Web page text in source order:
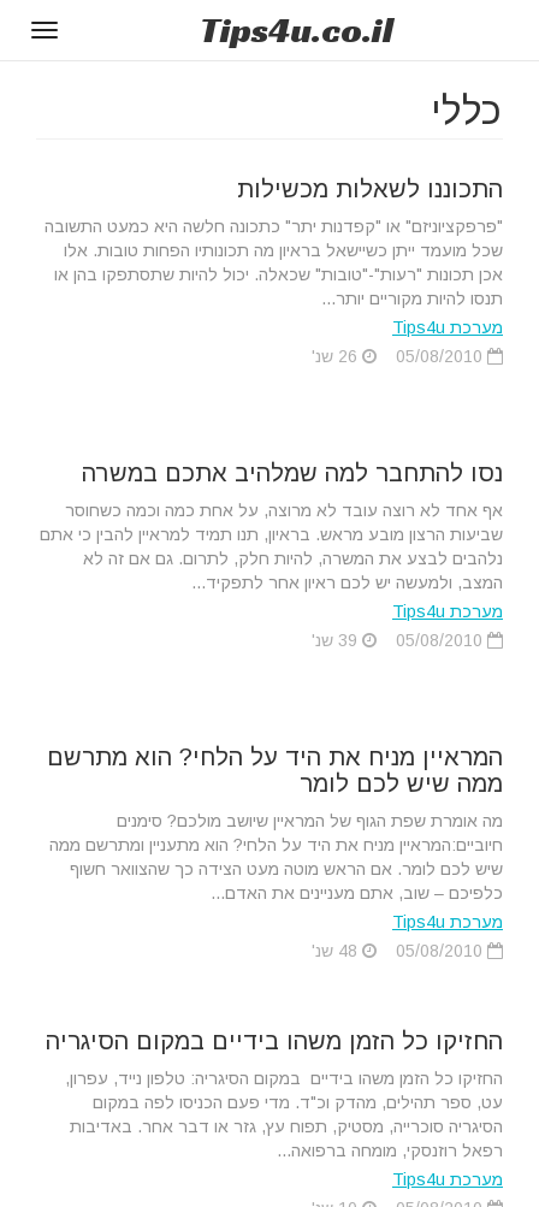
Tips4u.co.il
כללי
התכוננו לשאלות מכשילות
"פרפקציוניזם" או "קפדנות יתר" כתכונה חלשה היא כמעט התשובה
שכל מועמד ייתן כשיישאל בראיון מה תכונותיו הפחות טובות. אלו
אכן תכונות "רעות"-"טובות" שכאלה. יכול להיות שתסתפקו בהן או
תנסו להיות מקוריים יותר...
מערכת Tips4u
נסו להתחבר למה שמלהיב אתכם במשרה
אף אחד לא רוצה עובד לא מרוצה, על אחת כמה וכמה כשחוסר
שביעות הרצון מובע מראש. בראיון, תנו תמיד למראיין להבין כי אתם
נלהבים לבצע את המשרה, להיות חלק, לתרום. גם אם זה לא
המצב, ולמעשה יש לכם ראיון אחר לתפקיד...
מערכת Tips4u
המראיין מניח את היד על הלחי? הוא מתרשם
ממה שיש לכם לומר
מה אומרת שפת הגוף של המראיין שיושב מולכם? סימנים
חיוביים:המראיין מניח את היד על הלחי? הוא מתעניין ומתרשם ממה
שיש לכם לומר. אם הראש מוטה מעט הצידה כך שהצוואר חשוף
כלפיכם – שוב, אתם מעניינים את האדם...
מערכת Tips4u
החזיקו כל הזמן משהו בידיים במקום הסיגריה
החזיקו כל הזמן משהו בידיים במקום הסיגריה: טלפון נייד, עפרון,
עט, ספר תהילים, מהדק וכ"ד. מדי פעם הכניסו לפה במקום
הסיגריה סוכרייה, מסטיק, תפוח עץ, גזר או דבר אחר. באדיבות
רפאל רוזנסקי, מומחה ברפואה...
מערכת Tips4u